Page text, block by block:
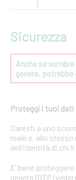
Sicurezza
Anche se
genere, potrebbe
Proteggi i tuoi dati
Daresti a uno
reale e, allo
dell'identità di chi
E’ bene
genera l’OTP